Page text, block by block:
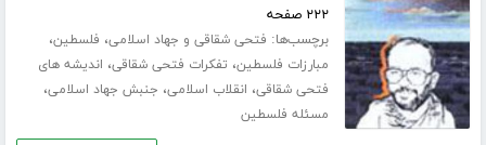
۲۲۲ صفحه
برچسب‌ها: فتحی شقاقی و جهاد اسلامی، فلسطین،
مبارزات فلسطین، تفکرات فتحی شقاقی، اندیشه های
فتحی شقاقی، انقلاب اسلامی، جنبش جهاد اسلامی،
مسئله فلسطین